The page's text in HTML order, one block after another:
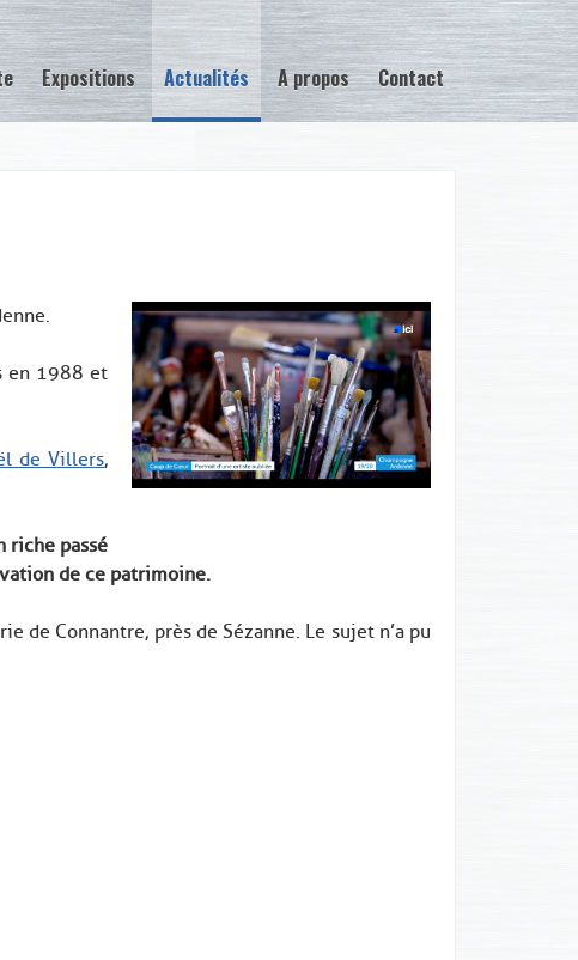
Expositions Actualités A propos Contact
en 1988 et
de Villers,
riche passé
de ce patrimoine.
de Connantre, près de Sézanne. Le sujet n’a pu